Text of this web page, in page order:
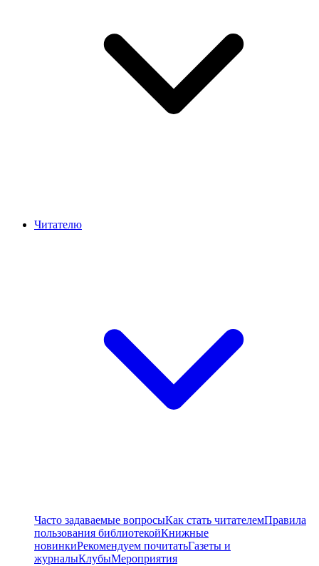
Читателю
Часто задаваемые вопросыКак стать читателемПравила
пользования библиотекойКнижные
новинкиРекомендуем почитатьГазеты и
журналыКлубыМероприятия